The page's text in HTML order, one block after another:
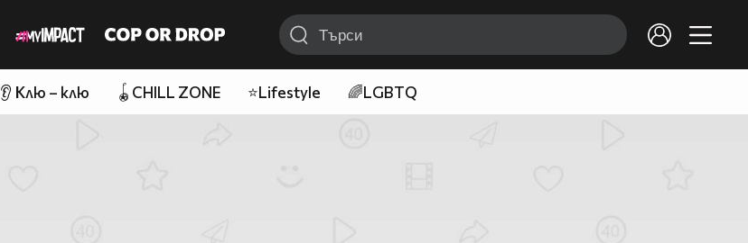
👂 Клю – клю 🪀CHILL ZONE ⭐Lifestyle 🌈LGBTQ